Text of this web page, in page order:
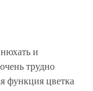
и
трудно
функция цветка